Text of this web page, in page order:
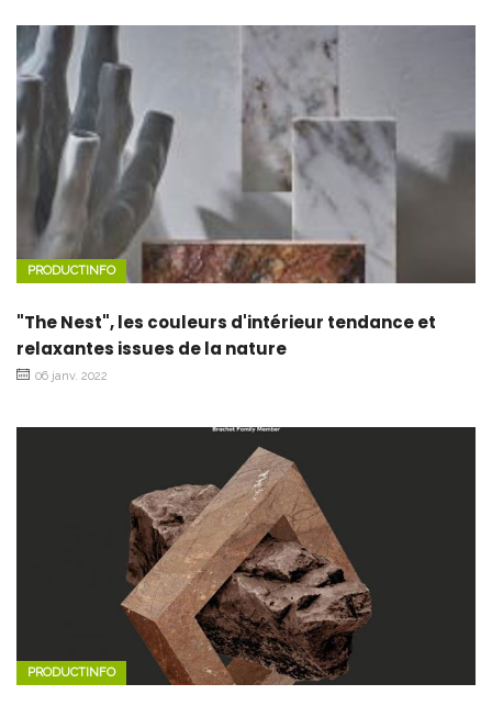
PRODUCTINFO
"The Nest", les couleurs d'intérieur tendance et
relaxantes issues de la nature
06 janv. 2022
PRODUCTINFO